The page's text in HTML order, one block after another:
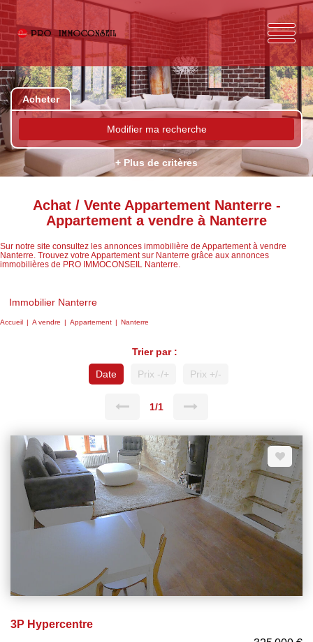
Acheter
Modifier ma recherche
+ Plus de critères
Achat / Vente Appartement Nanterre -
Appartement a vendre à Nanterre
Sur notre site consultez les annonces immobilière de Appartement à vendre
Nanterre. Trouvez votre Appartement sur Nanterre grâce aux annonces
immobilières de PRO IMMOCONSEIL Nanterre.
Immobilier Nanterre
Accueil A vendre Appartement Nanterre
Trier par :
Date
Prix -/+ Prix +/-
1/1
3P Hypercentre